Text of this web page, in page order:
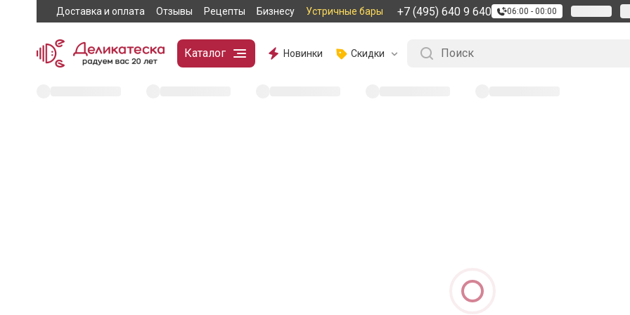
Доставка и оплата Отзывы Рецепты Бизнесу Устричные бары +7 (495) 640 9 640 06:00 - 00:00
Каталог Новинки Скидки